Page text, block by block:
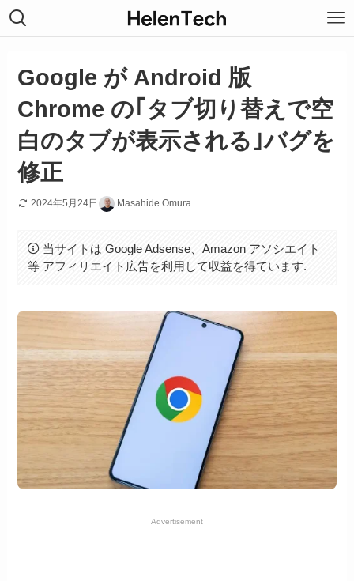
Google が Android 版
Chrome の｢タブ切り替えで空
白のタブが表示される｣バグを
修正
2024年5月24日 Masahide Omura
当サイトは Google Adsense、Amazon アソシエイト
等 アフィリエイト広告を利用して収益を得ています.
Advertisement